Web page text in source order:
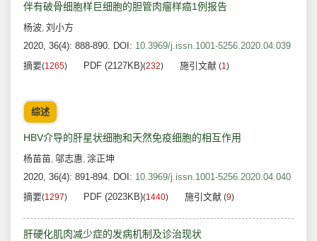
伴有破骨细胞样巨细胞的胆管肉瘤样癌1例报告
杨波, 刘小方
2020, 36(4): 888-890. DOI: 10.3969/j.issn.1001-5256.2020.04.039
摘要(1265) PDF (2127KB)(232) 施引文献 (1)
综述
HBV介导的肝星状细胞和天然免疫细胞的相互作用
杨苗苗, 邬志惠, 涂正坤
2020, 36(4): 891-894. DOI: 10.3969/j.issn.1001-5256.2020.04.040
摘要(1297) PDF (2023KB)(1440) 施引文献 (9)
肝硬化肌肉减少症的发病机制及诊治现状